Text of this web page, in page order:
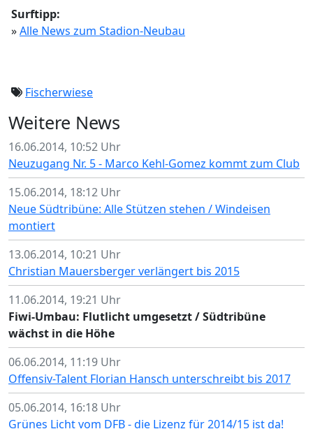
Surftipp:
»Alle News zum Stadion-Neubau
Fischerwiese
Weitere News
16.06.2014, 10:52 Uhr
Neuzugang Nr. 5 - Marco Kehl-Gomez kommt zum Club
15.06.2014, 18:12 Uhr
Neue Südtribüne: Alle Stützen stehen / Windeisen
montiert
13.06.2014, 10:21 Uhr
Christian Mauersberger verlängert bis 2015
11.06.2014, 19:21 Uhr
Fiwi-Umbau: Flutlicht umgesetzt / Südtribüne
wächst in die Höhe
06.06.2014, 11:19 Uhr
Offensiv-Talent Florian Hansch unterschreibt bis 2017
05.06.2014, 16:18 Uhr
Grünes Licht vom DFB - die Lizenz für 2014/15 ist da!